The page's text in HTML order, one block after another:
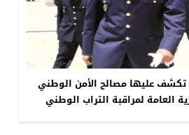
عليها مصالح الأمن الوطني
العامة لمراقبة التراب الوطني